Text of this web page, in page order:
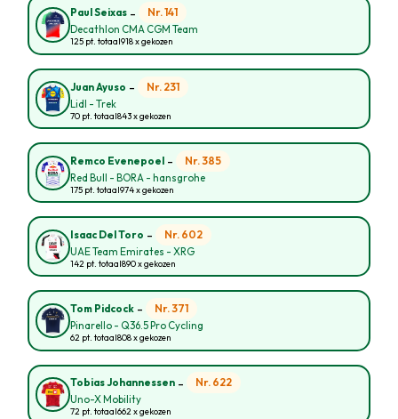
Paul Seixas - Nr. 141
Decathlon CMA CGM Team
125 pt. totaal918 x gekozen
Juan Ayuso - Nr. 231
Lidl - Trek
70 pt. totaal843 x gekozen
Remco Evenepoel - Nr. 385
Red Bull - BORA - hansgrohe
175 pt. totaal974 x gekozen
Isaac Del Toro - Nr. 602
UAE Team Emirates - XRG
142 pt. totaal890 x gekozen
Tom Pidcock - Nr. 371
Pinarello - Q36.5 Pro Cycling
62 pt. totaal808 x gekozen
Tobias Johannessen - Nr. 622
Uno-X Mobility
72 pt. totaal662 x gekozen